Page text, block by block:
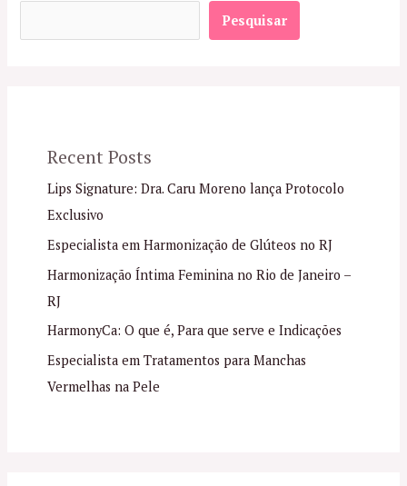
Pesquisar
Recent Posts
Lips Signature: Dra. Caru Moreno lança Protocolo
Exclusivo
Especialista em Harmonização de Glúteos no RJ
Harmonização Íntima Feminina no Rio de Janeiro –
RJ
HarmonyCa: O que é, Para que serve e Indicações
Especialista em Tratamentos para Manchas
Vermelhas na Pele